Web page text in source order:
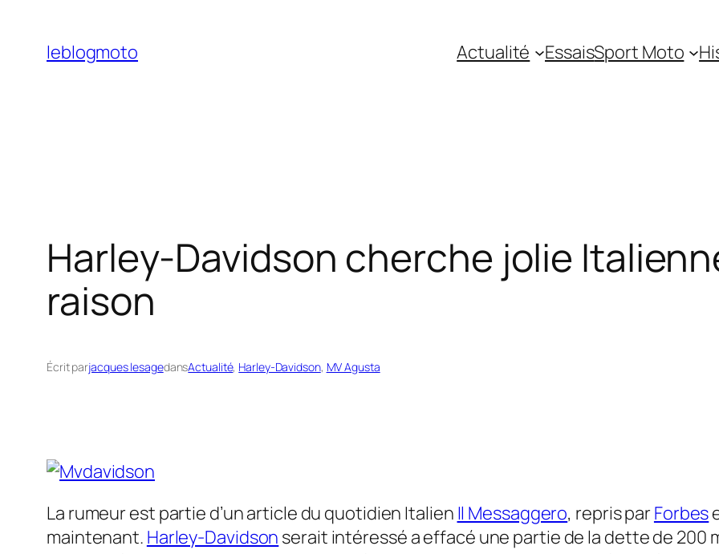
contenu
leblogmoto Actualité EssaisSport Moto
Harley-Davidson cherche jolie
raison
Écrit parjacques lesagedansActualité, Harley-Davidson, MV Agusta
La rumeur est partie d’un article du quotidien Italien Il Messaggero, repris par Forbes
maintenant. Harley-Davidson serait intéressé a effacé une partie de la dette de 200